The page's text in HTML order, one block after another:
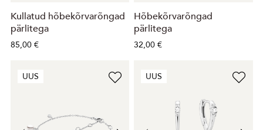
Kullatud hõbekõrvarõngad
pärlitega
85,00 €
Hõbekõrvarõngad
pärlitega
32,00 €
UUS UUS